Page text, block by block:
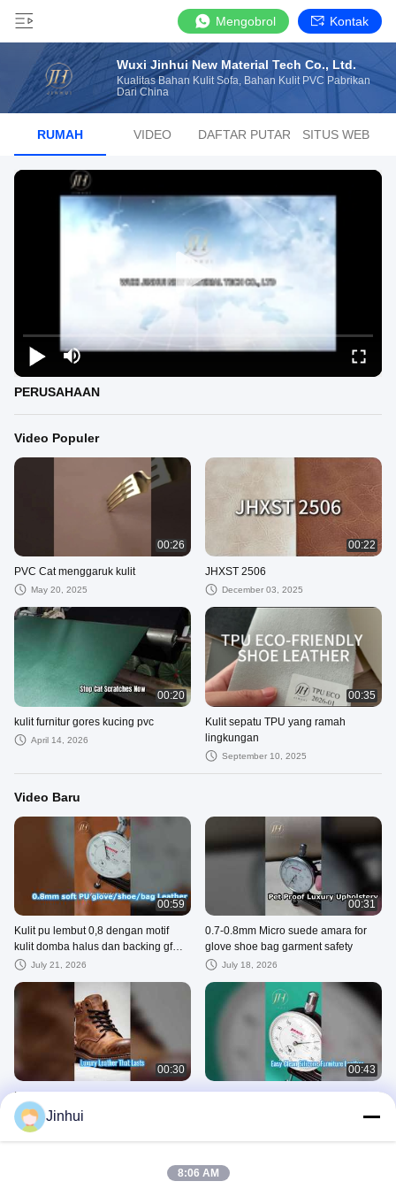
Mengobrol Kontak
Wuxi Jinhui New Material Tech Co., Ltd.
Kualitas Bahan Kulit Sofa, Bahan Kulit PVC Pabrikan
Dari China
RUMAH VIDEO DAFTAR PUTAR SITUS WEB
PERUSAHAAN
Video Populer
00:26
PVC Cat menggaruk kulit
May 20, 2025
00:22
JHXST 2506
December 03, 2025
00:20
kulit furnitur gores kucing pvc
April 14, 2026
00:35
Kulit sepatu TPU yang ramah
lingkungan
September 10, 2025
Video Baru
00:59
Kulit pu lembut 0,8 dengan motif
kulit domba halus dan backing gf
digunakan untuk sarung tangan, tas,
July 21, 2026
00:31
0.7-0.8mm Micro suede amara for
glove shoe bag garment safety
July 18, 2026
00:30
Kulit celup PU Vintage Distressed
0,8 mm untuk bahan pelapis sepatu
July 18, 2026
00:43
Jinhui
8:06 AM